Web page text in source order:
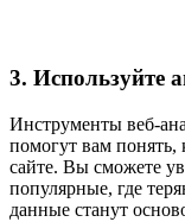
3. Используйте
Инструменты веб-
помогут вам понять,
сайте. Вы сможете
популярные, где
данные станут